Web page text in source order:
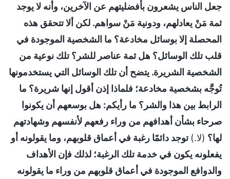
جعل الناس يشعرون بأفضليتهم عن الآخرين، وأنه لا يوجد
ثمة مَنْ يعادلهم، ودونية مَنْ سواهم. لكن ألا تتحقق هذه
المحصلة إلا بوسائل مخادعة؟ ما الشخصية الموجودة في
قلب تلك الوسائل؟ هل ثمة عناصر للشر؟ تلك نوعية من
الشخصية الشريرة. يتضح أن تلك الوسائل التي يستخدمونها
تُوجَّه بشخصية مخادعة؛ فلماذا إذن أقول إنها شريرة؟ ما
الرابط بين هذا والشر؟ ما رأيكم: هل بوسعهم أن يكونوا
صرحاء بشأن أهدافهم من وراء رفعهم لأنفسهم وشهادتهم
لها؟ (لا.) توجد دائمًا رغبة في أعماق قلوبهم، وما يقولونه أو
يفعلونه يكون في خدمة تلك الرغبة؛ لذلك فإن الأهداف
والدوافع الموجودة في أعماق قلوبهم من وراء ما يقولونه